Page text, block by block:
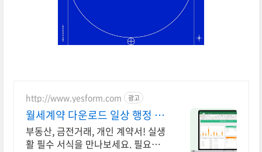
http://www.yesform.com 광고
월세계약 다운로드 일상 행정 해
결
부동산, 금전거래, 개인 계약서! 실생
활 필수 서식을 만나보세요. 필요한